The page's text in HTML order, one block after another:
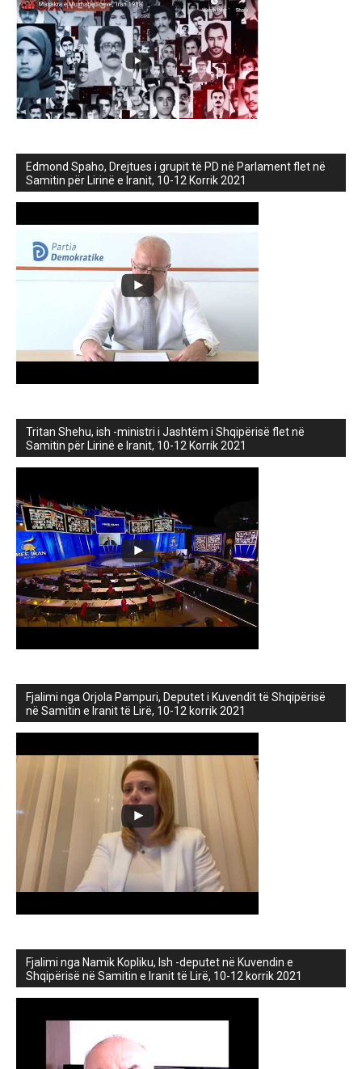
Edmond Spaho, Drejtues i grupit të PD në Parlament flet në
Samitin për Lirinë e Iranit, 10-12 Korrik 2021
Tritan Shehu, ish -ministri i Jashtëm i Shqipërisë flet në
Samitin për Lirinë e Iranit, 10-12 Korrik 2021
Fjalimi nga Orjola Pampuri, Deputet i Kuvendit të Shqipërisë
në Samitin e Iranit të Lirë, 10-12 korrik 2021
Fjalimi nga Namik Kopliku, Ish -deputet në Kuvendin e
Shqipërisë në Samitin e Iranit të Lirë, 10-12 korrik 2021